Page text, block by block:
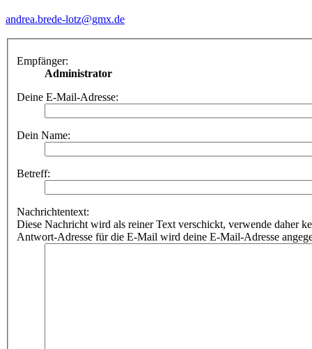
andrea.brede-lotz@gmx.de
Empfänger:
Administrator
Deine E-Mail-Adresse:
Dein Name:
Betreff:
Nachrichtentext:
Diese Nachricht wird als reiner Text verschickt, verwende daher
Antwort-Adresse für die E-Mail wird deine E-Mail-Adresse